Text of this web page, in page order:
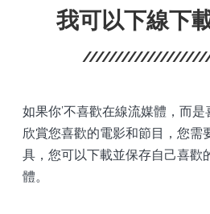
我可以下線下
如果你’不喜歡在線流媒體，而
欣賞您喜歡的電影和節目，您需
具，您可以下載並保存自己喜歡
體。